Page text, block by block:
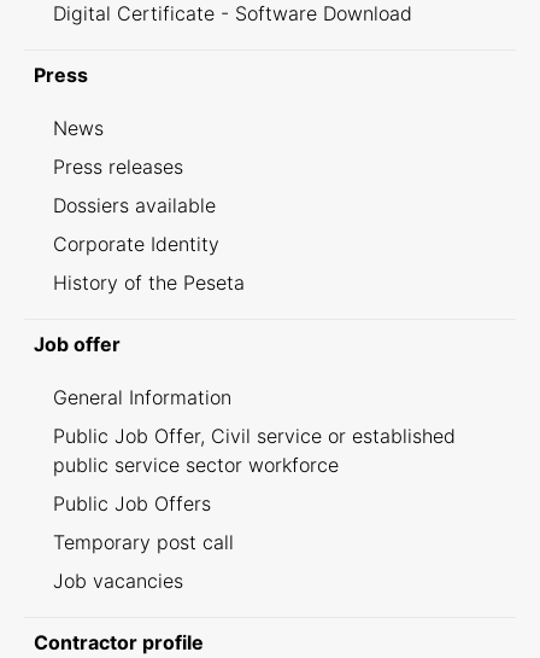
Digital Certificate - Software Download
Press
News
Press releases
Dossiers available
Corporate Identity
History of the Peseta
Job offer
General Information
Public Job Offer, Civil service or established
public service sector workforce
Public Job Offers
Temporary post call
Job vacancies
Contractor profile